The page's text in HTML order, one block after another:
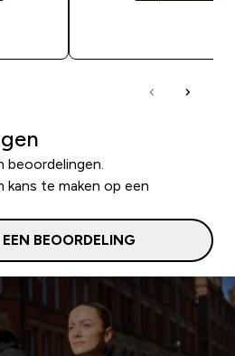
beoordelingen.
kans te maken op een
BEOORDELING